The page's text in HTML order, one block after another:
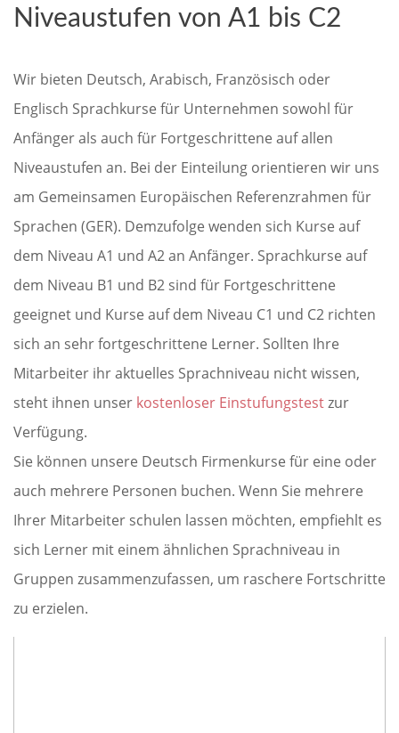
Niveaustufen von A1 bis C2
Wir bieten Deutsch, Arabisch, Französisch oder
Englisch Sprachkurse für Unternehmen sowohl für
Anfänger als auch für Fortgeschrittene auf allen
Niveaustufen an. Bei der Einteilung orientieren wir uns
am Gemeinsamen Europäischen Referenzrahmen für
Sprachen (GER). Demzufolge wenden sich Kurse auf
dem Niveau A1 und A2 an Anfänger. Sprachkurse auf
dem Niveau B1 und B2 sind für Fortgeschrittene
geeignet und Kurse auf dem Niveau C1 und C2 richten
sich an sehr fortgeschrittene Lerner. Sollten Ihre
Mitarbeiter ihr aktuelles Sprachniveau nicht wissen,
steht ihnen unser kostenloser Einstufungstestzur
Verfügung.
Sie können unsere Deutsch Firmenkurse für eine oder
auch mehrere Personen buchen. Wenn Sie mehrere
Ihrer Mitarbeiter schulen lassen möchten, empfiehlt es
sich Lerner mit einem ähnlichen Sprachniveau in
Gruppen zusammenzufassen, um raschere Fortschritte
zu erzielen.